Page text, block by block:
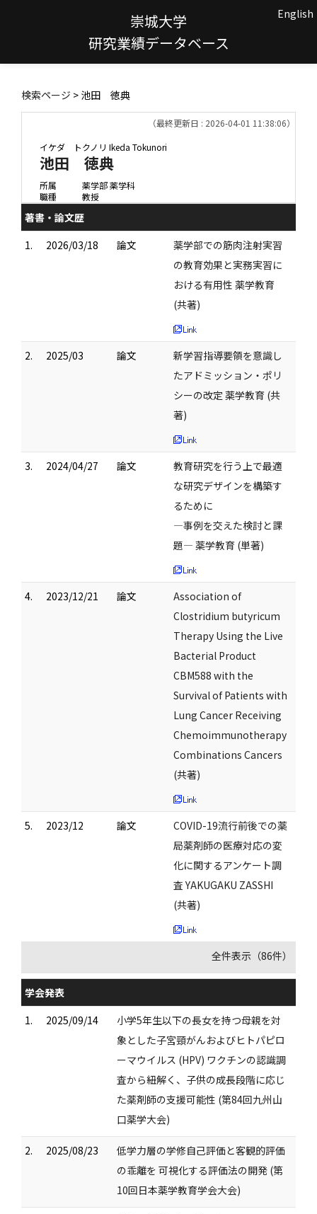
崇城大学
研究業績データベース
English
検索ページ > 池田 徳典
（最終更新日 : 2026-04-01 11:38:06）
イケダ トクノリ Ikeda Tokunori
池田 徳典
所属
薬学部 薬学科
職種
教授
著書・論文歴
1.
2026/03/18 論文
薬学部での筋肉注射実習
の教育効果と実務実習に
おける有用性 薬学教育
(共著)
2. 2025/03 論文
新学習指導要領を意識し
たアドミッション・ポリ
シーの改定 薬学教育 (共
著)
3. 2024/04/27 論文
教育研究を行う上で最適
な研究デザインを構築す
るために
―事例を交えた検討と課
題― 薬学教育 (単著)
4. 2023/12/21 論文
Association of
Clostridium butyricum
Therapy Using the Live
Bacterial Product
CBM588 with the
Survival of Patients with
Lung Cancer Receiving
Chemoimmunotherapy
Combinations Cancers
(共著)
5. 2023/12 論文
COVID-19流行前後での薬
局薬剤師の医療対応の変
化に関するアンケート調
査 YAKUGAKU ZASSHI
(共著)
全件表示（86件）
学会発表
1.
2025/09/14
小学5年生以下の長女を持つ母親を対
象とした子宮頸がんおよびヒトパピロ
ーマウイルス (HPV) ワクチンの認識調
査から紐解く、子供の成長段階に応じ
た薬剤師の支援可能性 (第84回九州山
口薬学大会)
2. 2025/08/23
低学力層の学修自己評価と客観的評価
の乖離を 可視化する評価法の開発 (第
10回日本薬学教育学会大会)